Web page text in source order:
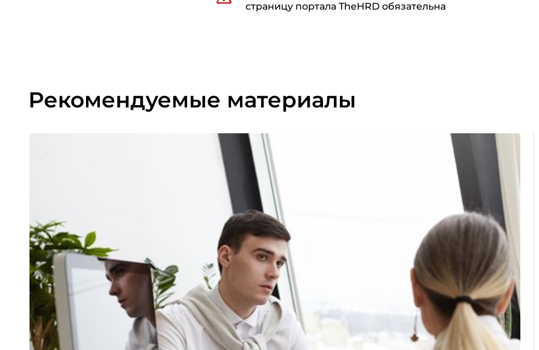
страницу портала TheHRD обязательна
Рекомендуемые материалы